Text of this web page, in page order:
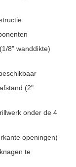
8" wanddikte)
(2"
onder de 4
openingen)
te